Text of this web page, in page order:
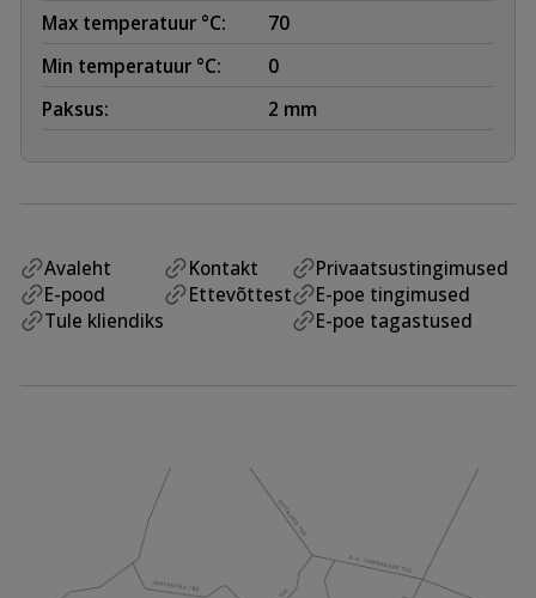
Max temperatuur °C:
70
Min temperatuur °C:
0
Paksus:
2 mm
Avaleht
E-pood
Tule kliendiks
Kontakt
Ettevõttest
Privaatsustingimused
E-poe tingimused
E-poe tagastused